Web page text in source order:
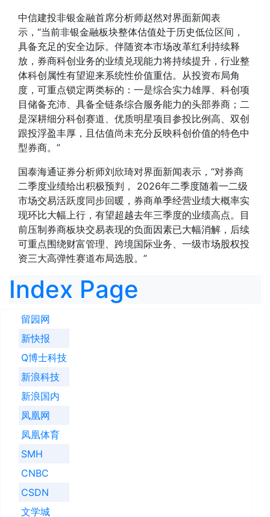
中信建投非银金融首席分析师赵然对界面新闻表
示，“当前非银金融板块整体估值处于历史低位区间，
具备充足的安全边际。伴随资本市场改革红利持续释
放，券商科创业务的业绩兑现能力将持续提升，行业整
体科创属性有望迎来系统性价值重估。从投资布局角
度，可重点锁定两类标的：一是综合实力雄厚、科创项
目储备充沛、具备全链条综合服务能力的头部券商；二
是深耕细分科创赛道、优质明星项目参投比例高、双创
跟投浮盈丰厚，且估值尚未充分反映科创价值的特色中
型券商。”
国泰海通证券分析师刘欣琦对界面新闻表示，“对券商
二季度业绩给出积极预判， 2026年二季度随着一二级
市场交易活跃度同步回暖，券商单季经营业绩大概率实
现环比大幅上行，有望超越去年三季度的业绩高点。目
前压制券商板块交易表现的负面因素已大幅消解，后续
可重点围绕财富管理、跨境国际业务、一级市场股权投
资三大高弹性赛道布局选股。”
Index Page
留园网
新快报
Q博士科技
新浪科技
新浪国内
凤凰网
凤凰体育
SMH
CNBC
CSDN
文学城